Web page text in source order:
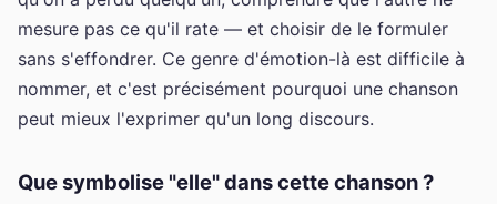
mesure pas ce qu'il rate — et choisir de le formuler
sans s'effondrer. Ce genre d'émotion-là est difficile à
nommer, et c'est précisément pourquoi une chanson
peut mieux l'exprimer qu'un long discours.
Que symbolise "elle" dans cette chanson ?